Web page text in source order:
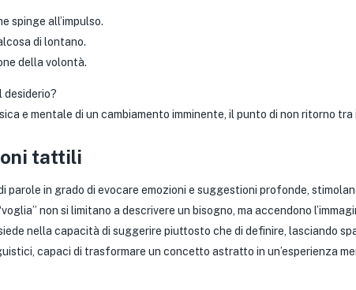
spinge all’impulso.
di lontano.
della volontà.
desiderio?
e mentale di un cambiamento imminente, il punto di non ritorno
tattili
parole in grado di evocare emozioni e suggestioni profonde,
non si limitano a descrivere un bisogno, ma accendono
nella capacità di suggerire piuttosto che di definire, lasciando
capaci di trasformare un concetto astratto in un’esperienza